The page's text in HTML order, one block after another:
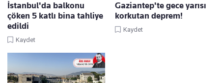
İstanbul'da balkonu
çöken 5 katlı bina tahliye
edildi
Kaydet
Gaziantep'te gece yarısı
korkutan deprem!
Kaydet